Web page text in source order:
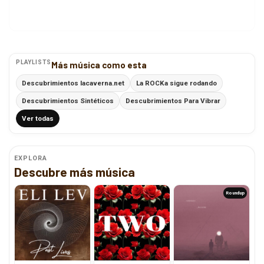
PLAYLISTS Más música como esta
Descubrimientos lacaverna.net La ROCKa sigue rodando
Descubrimientos Sintéticos Descubrimientos Para Vibrar
Ver todas
EXPLORA
Descubre más música
Roundup